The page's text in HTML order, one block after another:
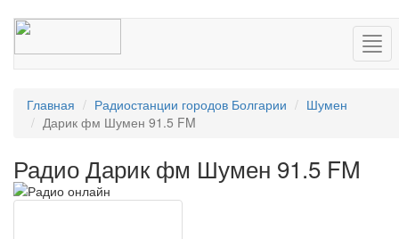
Главная Радиостанции городов Болгарии
Шумен
Дарик фм Шумен 91.5 FM
Радио Дарик фм Шумен 91.5 FM